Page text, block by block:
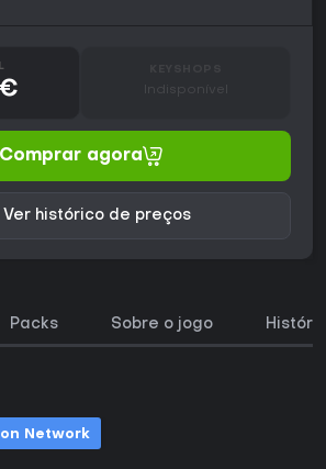
Indisponível
Comprar agora
Ver histórico de preços
Packs Sobre o jogo
Network